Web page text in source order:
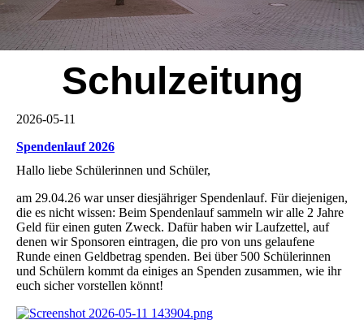
Schulzeitung
2026-05-11
Spendenlauf 2026
Hallo liebe Schülerinnen und Schüler,
am 29.04.26 war unser diesjähriger Spendenlauf. Für diejenigen,
die es nicht wissen: Beim Spendenlauf sammeln wir alle 2 Jahre
Geld für einen guten Zweck. Dafür haben wir Laufzettel, auf
denen wir Sponsoren eintragen, die pro von uns gelaufene
Runde einen Geldbetrag spenden. Bei über 500 Schülerinnen
und Schülern kommt da einiges an Spenden zusammen, wie ihr
euch sicher vorstellen könnt!